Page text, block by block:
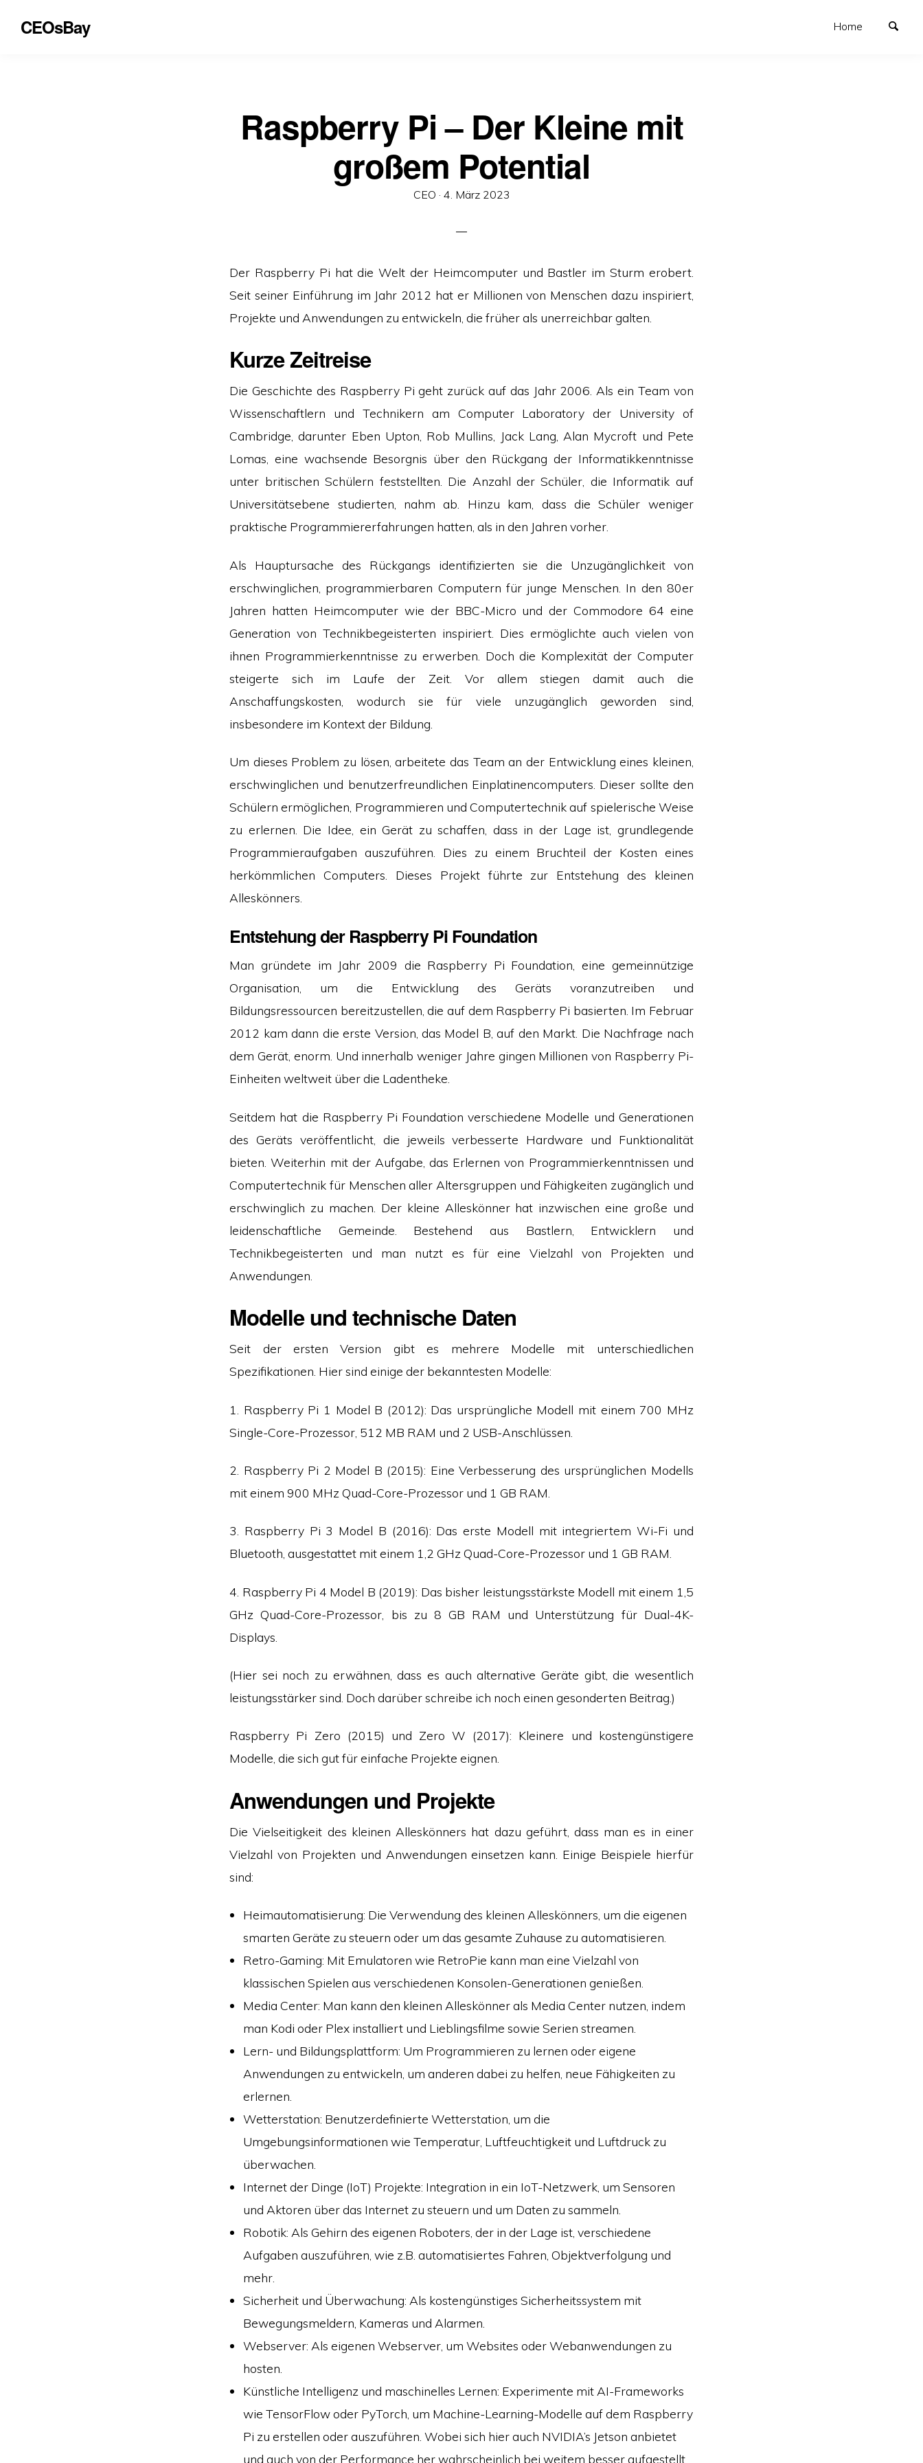
CEOsBay Home
Raspberry Pi – Der Kleine mit
großem Potential
CEO · Veröffentlicht
4. März 2023
Der Raspberry Pi hat die Welt der Heimcomputer und Bastler im Sturm erobert.
Seit seiner Einführung im Jahr 2012 hat er Millionen von Menschen dazu inspiriert,
Projekte und Anwendungen zu entwickeln, die früher als unerreichbar galten.
Kurze Zeitreise
Die Geschichte des Raspberry Pi geht zurück auf das Jahr 2006. Als ein Team von
Wissenschaftlern und Technikern am Computer Laboratory der University of
Cambridge, darunter Eben Upton, Rob Mullins, Jack Lang, Alan Mycroft und Pete
Lomas, eine wachsende Besorgnis über den Rückgang der Informatikkenntnisse
unter britischen Schülern feststellten. Die Anzahl der Schüler, die Informatik auf
Universitätsebene studierten, nahm ab. Hinzu kam, dass die Schüler weniger
praktische Programmiererfahrungen hatten, als in den Jahren vorher.
Als Hauptursache des Rückgangs identifizierten sie die Unzugänglichkeit von
erschwinglichen, programmierbaren Computern für junge Menschen. In den 80er
Jahren hatten Heimcomputer wie der BBC-Micro und der Commodore 64 eine
Generation von Technikbegeisterten inspiriert. Dies ermöglichte auch vielen von
ihnen Programmierkenntnisse zu erwerben. Doch die Komplexität der Computer
steigerte sich im Laufe der Zeit. Vor allem stiegen damit auch die
Anschaffungskosten, wodurch sie für viele unzugänglich geworden sind,
insbesondere im Kontext der Bildung.
Um dieses Problem zu lösen, arbeitete das Team an der Entwicklung eines kleinen,
erschwinglichen und benutzerfreundlichen Einplatinencomputers. Dieser sollte den
Schülern ermöglichen, Programmieren und Computertechnik auf spielerische Weise
zu erlernen. Die Idee, ein Gerät zu schaffen, dass in der Lage ist, grundlegende
Programmieraufgaben auszuführen. Dies zu einem Bruchteil der Kosten eines
herkömmlichen Computers. Dieses Projekt führte zur Entstehung des kleinen
Alleskönners.
Entstehung der Raspberry Pi Foundation
Man gründete im Jahr 2009 die Raspberry Pi Foundation, eine gemeinnützige
Organisation, um die Entwicklung des Geräts voranzutreiben und
Bildungsressourcen bereitzustellen, die auf dem Raspberry Pi basierten. Im Februar
2012 kam dann die erste Version, das Model B, auf den Markt. Die Nachfrage nach
dem Gerät, enorm. Und innerhalb weniger Jahre gingen Millionen von Raspberry Pi-
Einheiten weltweit über die Ladentheke.
Seitdem hat die Raspberry Pi Foundation verschiedene Modelle und Generationen
des Geräts veröffentlicht, die jeweils verbesserte Hardware und Funktionalität
bieten. Weiterhin mit der Aufgabe, das Erlernen von Programmierkenntnissen und
Computertechnik für Menschen aller Altersgruppen und Fähigkeiten zugänglich und
erschwinglich zu machen. Der kleine Alleskönner hat inzwischen eine große und
leidenschaftliche Gemeinde. Bestehend aus Bastlern, Entwicklern und
Technikbegeisterten und man nutzt es für eine Vielzahl von Projekten und
Anwendungen.
Modelle und technische Daten
Seit der ersten Version gibt es mehrere Modelle mit unterschiedlichen
Spezifikationen. Hier sind einige der bekanntesten Modelle:
1. Raspberry Pi 1 Model B (2012): Das ursprüngliche Modell mit einem 700 MHz
Single-Core-Prozessor, 512 MB RAM und 2 USB-Anschlüssen.
2. Raspberry Pi 2 Model B (2015): Eine Verbesserung des ursprünglichen Modells
mit einem 900 MHz Quad-Core-Prozessor und 1 GB RAM.
3. Raspberry Pi 3 Model B (2016): Das erste Modell mit integriertem Wi-Fi und
Bluetooth, ausgestattet mit einem 1,2 GHz Quad-Core-Prozessor und 1 GB RAM.
4. Raspberry Pi 4 Model B (2019): Das bisher leistungsstärkste Modell mit einem 1,5
GHz Quad-Core-Prozessor, bis zu 8 GB RAM und Unterstützung für Dual-4K-
Displays.
(Hier sei noch zu erwähnen, dass es auch alternative Geräte gibt, die wesentlich
leistungsstärker sind. Doch darüber schreibe ich noch einen gesonderten Beitrag.)
Raspberry Pi Zero (2015) und Zero W (2017): Kleinere und kostengünstigere
Modelle, die sich gut für einfache Projekte eignen.
Anwendungen und Projekte
Die Vielseitigkeit des kleinen Alleskönners hat dazu geführt, dass man es in einer
Vielzahl von Projekten und Anwendungen einsetzen kann. Einige Beispiele hierfür
sind:
Heimautomatisierung: Die Verwendung des kleinen Alleskönners, um die eigenen
smarten Geräte zu steuern oder um das gesamte Zuhause zu automatisieren.
Retro-Gaming: Mit Emulatoren wie RetroPie kann man eine Vielzahl von
klassischen Spielen aus verschiedenen Konsolen-Generationen genießen.
Media Center: Man kann den kleinen Alleskönner als Media Center nutzen, indem
man Kodi oder Plex installiert und Lieblingsfilme sowie Serien streamen.
Lern- und Bildungsplattform: Um Programmieren zu lernen oder eigene
Anwendungen zu entwickeln, um anderen dabei zu helfen, neue Fähigkeiten zu
erlernen.
Wetterstation: Benutzerdefinierte Wetterstation, um die
Umgebungsinformationen wie Temperatur, Luftfeuchtigkeit und Luftdruck zu
überwachen.
Internet der Dinge (IoT) Projekte: Integration in ein IoT-Netzwerk, um Sensoren
und Aktoren über das Internet zu steuern und um Daten zu sammeln.
Robotik: Als Gehirn des eigenen Roboters, der in der Lage ist, verschiedene
Aufgaben auszuführen, wie z.B. automatisiertes Fahren, Objektverfolgung und
mehr.
Sicherheit und Überwachung: Als kostengünstiges Sicherheitssystem mit
Bewegungsmeldern, Kameras und Alarmen.
Webserver: Als eigenen Webserver, um Websites oder Webanwendungen zu
hosten.
Künstliche Intelligenz und maschinelles Lernen: Experimente mit AI-Frameworks
wie TensorFlow oder PyTorch, um Machine-Learning-Modelle auf dem Raspberry
Pi zu erstellen oder auszuführen. Wobei sich hier auch NVIDIA’s Jetson anbietet
und auch von der Performance her wahrscheinlich bei weitem besser aufgestellt